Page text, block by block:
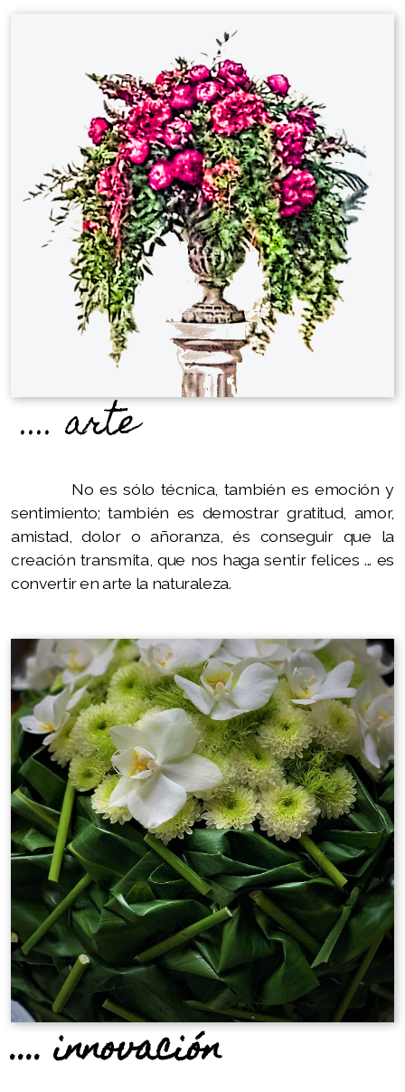
....arte
No es sólo técnica, también es emoción y
sentimiento; también es demostrar gratitud, amor,
amistad, dolor o añoranza, és conseguir que la
creación transmita, que nos haga sentir felices ... es
convertir en arte la naturaleza.
.... innovación